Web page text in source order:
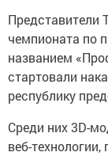
Представители
чемпионата по
названием
стартовали
республику
Среди них 3D-
веб-